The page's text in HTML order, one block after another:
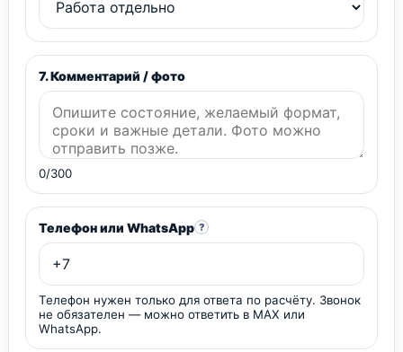
7. Комментарий / фото
0/300
Телефон или WhatsApp ?
Телефон нужен только для ответа по расчёту. Звонок
не обязателен — можно ответить в MAX или
WhatsApp.